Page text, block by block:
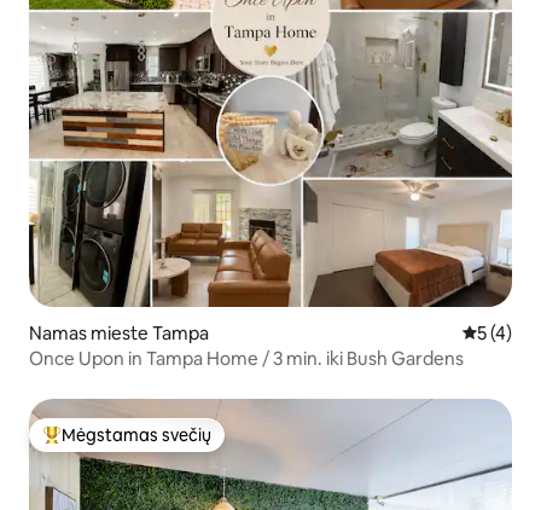
Namas mieste Tampa Vidutinis
5 (4)
Once Upon in Tampa Home / 3 min. iki Bush Gardens
Svečių mėgstamiausias
Mėgstamas svečių